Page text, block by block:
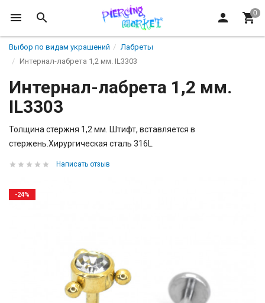
Выбор по видам украшений
Лабреты
Интернал-лабрета 1,2 мм. IL3303
Интернал-лабрета 1,2 мм.
IL3303
Толщина стержня 1,2 мм. Штифт, вставляется в
стержень.Хирургическая сталь 316L.
Написать отзыв
-24%